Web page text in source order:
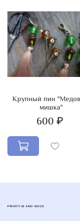
Крупный пин
мишка"
600 ₽
PRIMITIVE AND WOOD